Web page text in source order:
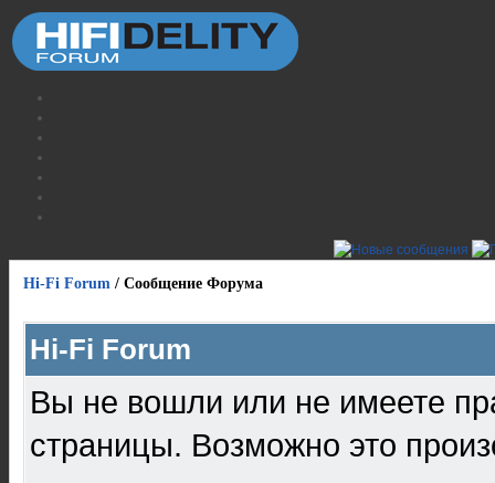
Hi-Fi Forum / Сообщение Форума
Hi-Fi Forum
Вы не вошли или не имеете
страницы. Возможно это